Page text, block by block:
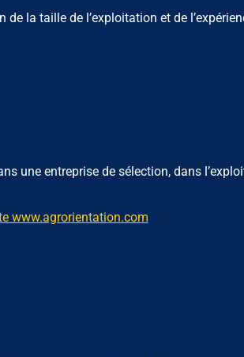
la taille de l’exploitation et de
une entreprise de sélection, dans
www.agrorientation.com